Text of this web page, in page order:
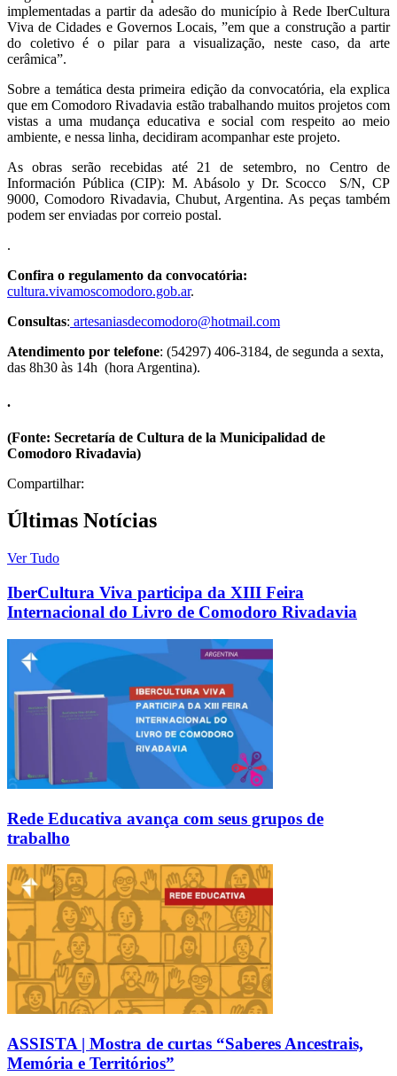
implementadas a partir da adesão do município à Rede IberCultura
Viva de Cidades e Governos Locais, ”em que a construção a partir
do coletivo é o pilar para a visualização, neste caso, da arte
cerâmica”.
Sobre a temática desta primeira edição da convocatória, ela explica
que em Comodoro Rivadavia estão trabalhando muitos projetos com
vistas a uma mudança educativa e social com respeito ao meio
ambiente, e nessa linha, decidiram acompanhar este projeto.
As obras serão recebidas até 21 de setembro, no Centro de
Información Pública (CIP): M. Abásolo y Dr. Scocco S/N, CP
9000, Comodoro Rivadavia, Chubut, Argentina. As peças também
podem ser enviadas por correio postal.
.
Confira o regulamento da convocatória:
cultura.vivamoscomodoro.gob.ar.
Consultas: artesaniasdecomodoro@hotmail.com
Atendimento por telefone: (54297) 406-3184, de segunda a sexta,
das 8h30 às 14h (hora Argentina).
.
(Fonte: Secretaría de Cultura de la Municipalidad de
Comodoro Rivadavia)
Compartilhar:
Últimas Notícias
Ver Tudo
IberCultura Viva participa da XIII Feira
Internacional do Livro de Comodoro Rivadavia
Rede Educativa avança com seus grupos de
trabalho
ASSISTA | Mostra de curtas “Saberes Ancestrais,
Memória e Territórios”